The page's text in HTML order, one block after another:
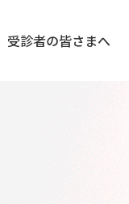
受診者の皆さまへ